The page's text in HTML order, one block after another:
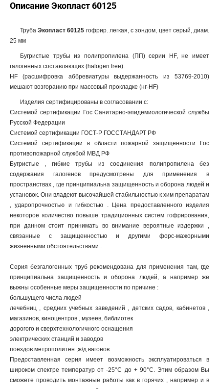
Описание Экопласт 60125
ТрубаЭкопласт 60125 гофрир. легкая, с зондом, цвет серый, диам.
25 мм
Бугристые трубы из полипропилена (ПП) серии HF, не имеет
галогенных составляющих (halogen free).
HF (расшифровка аббревиатуры выдержанность из 53769-2010)
мешают возгоранию при массовый прокладке (нг-HF)
Изделия сертифицированы в согласовании с:
Системой сертификации Гос Санитарно-эпидемиологической службы
Русской Федерации
Системой сертификации ГОСТ-Р ГОССТАНДАРТ РФ
Системой сертификации в области пожарной защищенности Гос
противопожарной службой МВД РФ
Бугристые , гибкие трубы из соединения полипропилена без
содержания галогенов предусмотрены для применения в
пространствах , где принципиальна защищенность и оборона людей и
установок. Они владеют высочайшей стабильностью к хим препаратам
, ударопрочностью и гибкостью . Цена предоставленного изделия
некоторое количество повыше традиционных систем гофрирования,
при данном стоит принимать во внимание вероятные издержки ,
связанные с защищенностью и другими форс-мажорными
жизненными обстоятельствами .
Серия безгалогенных труб рекомендована для применения там, где
принципиальна защищенность и оборона людей, а например же
выжны особенные меры защищенности по причине :
большущего числа людей
лечебниц , средних учебных заведений , детских садов, кабинетов ,
магазинов, киноцентров , музеев, библиотек
дорогого и сверхтехнологичного оснащения
электрических станций и заводов
поездов метрополитен ,ж/д вагонов
Предоставленная серия имеет возможность эксплуатироваться в
широком спектре температур от -25°С до + 90°С. Этим образом Вы
сможете проводить монтажные работы как в горячих , например и в